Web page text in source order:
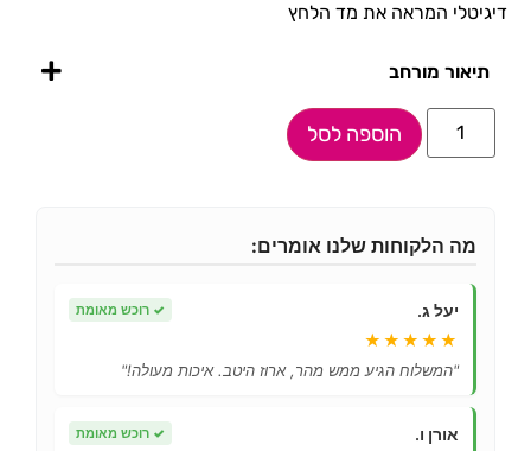
דיגיטלי המראה את מד הלחץ
תיאור מורחב
הוספה לסל
מה הלקוחות שלנו אומרים:
יעל ג. ✓ רוכש מאומת
★★★★★
"המשלוח הגיע ממש מהר, ארוז היטב. איכות מעולה!"
אורן ו. ✓ רוכש מאומת